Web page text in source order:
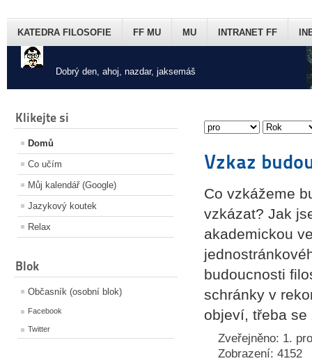
Dobrý den, ahoj, nazdar, jaksemáš
KATEDRA FILOSOFIE FF MU MU INTRANET FF
Klikejte si
Domů
Co učím
Můj kalendář (Google)
Jazykový koutek
Relax
Blok
Občasník (osobní blok)
Facebook
Twitter
Vzkaz
Co vzkážeme
vzkázat? Jak
akademickou
budoucnosti
schránky v
objeví, třeba
Zveřejněno: 1.
Zobrazení: 4152